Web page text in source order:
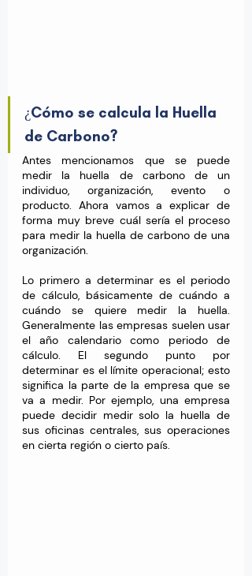
¿Cómo se calcula la Huella
de Carbono?
Antes mencionamos que se puede
medir la huella de carbono de un
individuo, organización, evento o
producto. Ahora vamos a explicar de
forma muy breve cuál sería el proceso
para medir la huella de carbono de una
organización.
Lo primero a determinar es el periodo
de cálculo, básicamente de cuándo a
cuándo se quiere medir la huella.
Generalmente las empresas suelen usar
el año calendario como periodo de
cálculo. El segundo punto por
determinar es el límite operacional; esto
significa la parte de la empresa que se
va a medir. Por ejemplo, una empresa
puede decidir medir solo la huella de
sus oficinas centrales, sus operaciones
en cierta región o cierto país.